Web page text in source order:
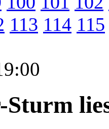
113 114 115